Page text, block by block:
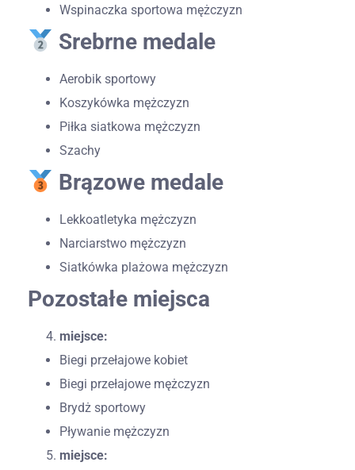
Wspinaczka sportowa mężczyzn
Srebrne medale
Aerobik sportowy
Koszykówka mężczyzn
Piłka siatkowa mężczyzn
Szachy
Brązowe medale
Lekkoatletyka mężczyzn
Narciarstwo mężczyzn
Siatkówka plażowa mężczyzn
Pozostałe miejsca
miejsce:
Biegi przełajowe kobiet
Biegi przełajowe mężczyzn
Brydż sportowy
Pływanie mężczyzn
miejsce: